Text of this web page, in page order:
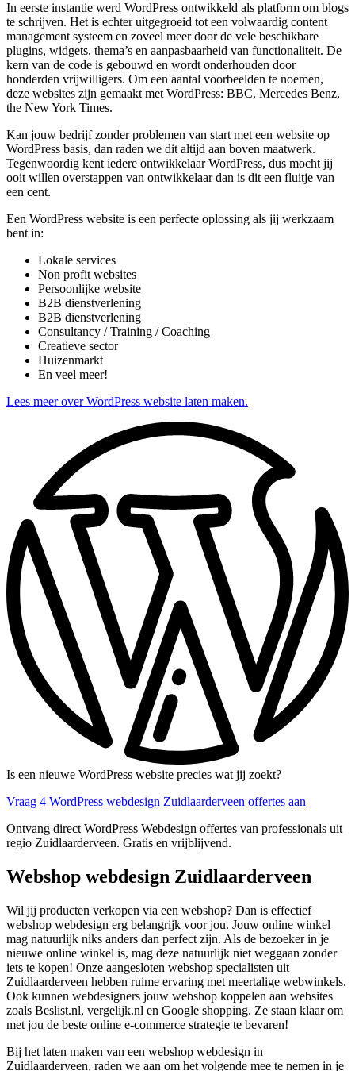
In eerste instantie werd WordPress ontwikkeld als platform om blogs
te schrijven. Het is echter uitgegroeid tot een volwaardig content
management systeem en zoveel meer door de vele beschikbare
plugins, widgets, thema’s en aanpasbaarheid van functionaliteit. De
kern van de code is gebouwd en wordt onderhouden door
honderden vrijwilligers. Om een aantal voorbeelden te noemen,
deze websites zijn gemaakt met WordPress: BBC, Mercedes Benz,
the New York Times.
Kan jouw bedrijf zonder problemen van start met een website op
WordPress basis, dan raden we dit altijd aan boven maatwerk.
Tegenwoordig kent iedere ontwikkelaar WordPress, dus mocht jij
ooit willen overstappen van ontwikkelaar dan is dit een fluitje van
een cent.
Een WordPress website is een perfecte oplossing als jij werkzaam
bent in:
Lokale services
Non profit websites
Persoonlijke website
B2B dienstverlening
B2B dienstverlening
Consultancy / Training / Coaching
Creatieve sector
Huizenmarkt
En veel meer!
Lees meer over WordPress website laten maken.
Is een nieuwe WordPress website precies wat jij zoekt?
Vraag 4 WordPress webdesign Zuidlaarderveen offertes aan
Ontvang direct WordPress Webdesign offertes van professionals uit
regio Zuidlaarderveen. Gratis en vrijblijvend.
Webshop webdesign Zuidlaarderveen
Wil jij producten verkopen via een webshop? Dan is effectief
webshop webdesign erg belangrijk voor jou. Jouw online winkel
mag natuurlijk niks anders dan perfect zijn. Als de bezoeker in je
nieuwe online winkel is, mag deze natuurlijk niet weggaan zonder
iets te kopen! Onze aangesloten webshop specialisten uit
Zuidlaarderveen hebben ruime ervaring met meertalige webwinkels.
Ook kunnen webdesigners jouw webshop koppelen aan websites
zoals Beslist.nl, vergelijk.nl en Google shopping. Ze staan klaar om
met jou de beste online e-commerce strategie te bevaren!
Bij het laten maken van een webshop webdesign in
Zuidlaarderveen, raden we aan om het volgende mee te nemen in je